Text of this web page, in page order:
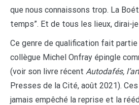
que nous connaissons trop. La
temps”. Et de tous les lieux, dirai-
Ce genre de qualification fait partie
collègue Michel Onfray épingle
(voir son livre récent Autodafés,
Presses de la Cité, août 2021). Ces
jamais empêché la reprise et la